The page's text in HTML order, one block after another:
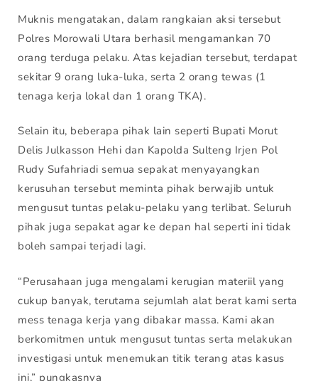
Muknis mengatakan, dalam rangkaian aksi tersebut
Polres Morowali Utara berhasil mengamankan 70
orang terduga pelaku. Atas kejadian tersebut, terdapat
sekitar 9 orang luka-luka, serta 2 orang tewas (1
tenaga kerja lokal dan 1 orang TKA).
Selain itu, beberapa pihak lain seperti Bupati Morut
Delis Julkasson Hehi dan Kapolda Sulteng Irjen Pol
Rudy Sufahriadi semua sepakat menyayangkan
kerusuhan tersebut meminta pihak berwajib untuk
mengusut tuntas pelaku-pelaku yang terlibat. Seluruh
pihak juga sepakat agar ke depan hal seperti ini tidak
boleh sampai terjadi lagi.
“Perusahaan juga mengalami kerugian materiil yang
cukup banyak, terutama sejumlah alat berat kami serta
mess tenaga kerja yang dibakar massa. Kami akan
berkomitmen untuk mengusut tuntas serta melakukan
investigasi untuk menemukan titik terang atas kasus
ini,” pungkasnya